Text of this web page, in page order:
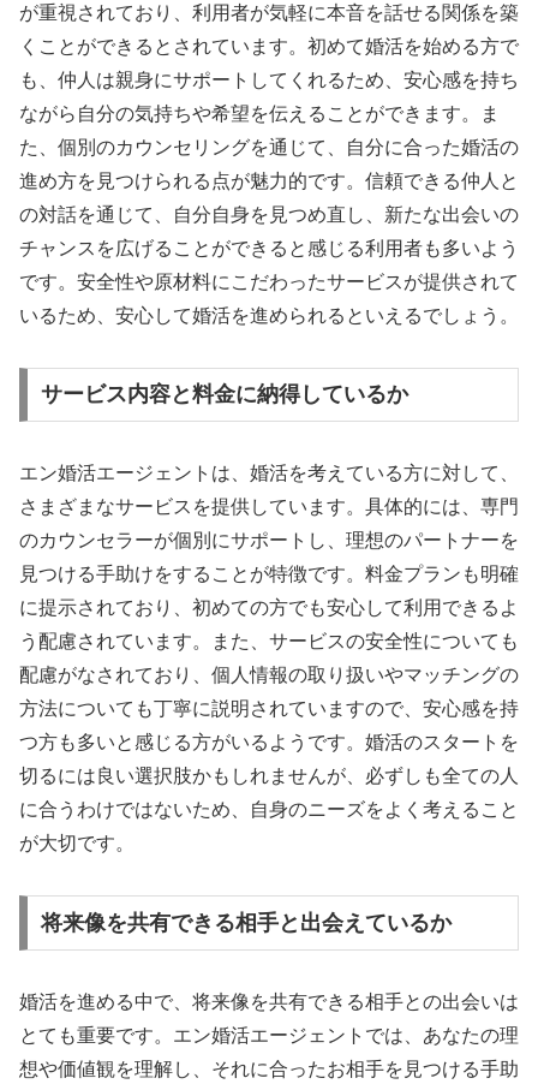
が重視されており、利用者が気軽に本音を話せる関係を築
くことができるとされています。初めて婚活を始める方で
も、仲人は親身にサポートしてくれるため、安心感を持ち
ながら自分の気持ちや希望を伝えることができます。ま
た、個別のカウンセリングを通じて、自分に合った婚活の
進め方を見つけられる点が魅力的です。信頼できる仲人と
の対話を通じて、自分自身を見つめ直し、新たな出会いの
チャンスを広げることができると感じる利用者も多いよう
です。安全性や原材料にこだわったサービスが提供されて
いるため、安心して婚活を進められるといえるでしょう。
サービス内容と料金に納得しているか
エン婚活エージェントは、婚活を考えている方に対して、
さまざまなサービスを提供しています。具体的には、専門
のカウンセラーが個別にサポートし、理想のパートナーを
見つける手助けをすることが特徴です。料金プランも明確
に提示されており、初めての方でも安心して利用できるよ
う配慮されています。また、サービスの安全性についても
配慮がなされており、個人情報の取り扱いやマッチングの
方法についても丁寧に説明されていますので、安心感を持
つ方も多いと感じる方がいるようです。婚活のスタートを
切るには良い選択肢かもしれませんが、必ずしも全ての人
に合うわけではないため、自身のニーズをよく考えること
が大切です。
将来像を共有できる相手と出会えているか
婚活を進める中で、将来像を共有できる相手との出会いは
とても重要です。エン婚活エージェントでは、あなたの理
想や価値観を理解し、それに合ったお相手を見つける手助